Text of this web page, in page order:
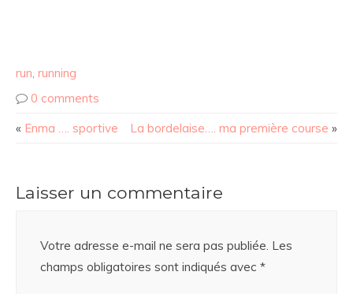
run, running
0 comments
« Enma …. sportive La bordelaise…. ma première course »
Laisser un commentaire
Votre adresse e-mail ne sera pas publiée. Les
champs obligatoires sont indiqués avec *